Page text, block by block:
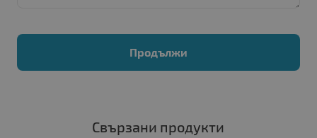
Продължи
Свързани продукти